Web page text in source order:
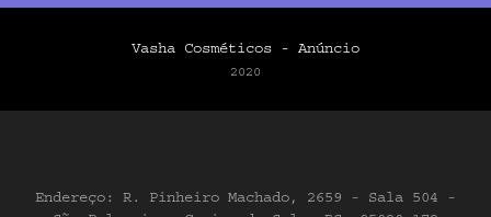
Vasha Cosméticos - Anúncio
2020
Endereço: R. Pinheiro Machado, 2659 - Sala 504 -